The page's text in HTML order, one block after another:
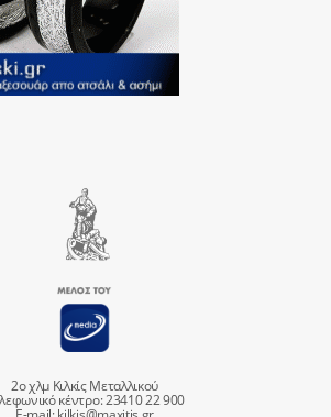
2ο χλμ Κιλκίς Μεταλλικού
κέντρο: 23410 22 900